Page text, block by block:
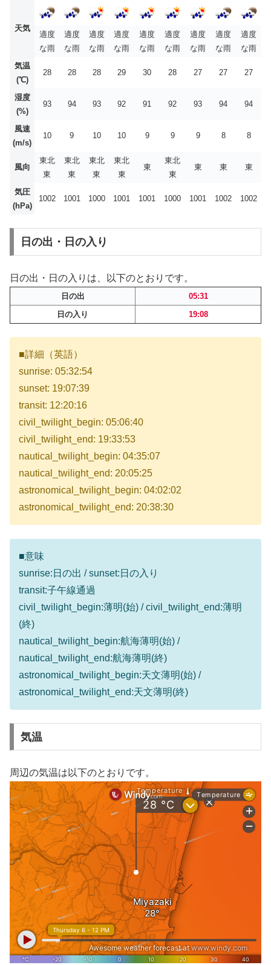
天気
適度
な雨
適度
な雨
適度
な雨
適度
な雨
適度
な雨
適度
な雨
適度
な雨
適度
な雨
適度
な雨
気温
(℃)
28 28 28 29 30 28 27 27 27
湿度
(%)
93 94 93 92 91 92 93 94 94
風速
(m/s)
10 9 10 10 9 9 9 8 8
風向
東北
東
東北
東
東北
東
東北
東
東
東北
東
東 東 東
気圧
(hPa)
1002 1001 1000 1001 1001 1000 1001 1002 1002
日の出・日の入り
日の出・日の入りは、以下のとおりです。
日の出
05:31
日の入り
19:08
■詳細（英語）
sunrise: 05:32:54
sunset: 19:07:39
transit: 12:20:16
civil_twilight_begin: 05:06:40
civil_twilight_end: 19:33:53
nautical_twilight_begin: 04:35:07
nautical_twilight_end: 20:05:25
astronomical_twilight_begin: 04:02:02
astronomical_twilight_end: 20:38:30
■意味
sunrise:日の出 / sunset:日の入り
transit:子午線通過
civil_twilight_begin:薄明(始) / civil_twilight_end:薄明
(終)
nautical_twilight_begin:航海薄明(始) /
nautical_twilight_end:航海薄明(終)
astronomical_twilight_begin:天文薄明(始) /
astronomical_twilight_end:天文薄明(終)
気温
周辺の気温は以下のとおりです。